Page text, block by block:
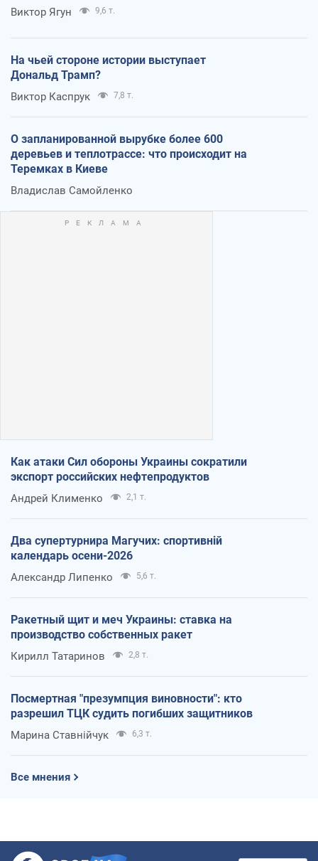
Виктор Ягун 9,6 т.
На чьей стороне истории выступает
Дональд Трамп?
Виктор Каспрук 7,8 т.
О запланированной вырубке более 600
деревьев и теплотрассе: что происходит на
Теремках в Киеве
Владислав Самойленко
Как атаки Сил обороны Украины сократили
экспорт российских нефтепродуктов
Андрей Клименко 2,1 т.
Два супертурнира Магучих: спортивній
календарь осени-2026
Александр Липенко 5,6 т.
Ракетный щит и меч Украины: ставка на
производство собственных ракет
Кирилл Татаринов 2,8 т.
Посмертная "презумпция виновности": кто
разрешил ТЦК судить погибших защитников
Марина Ставнійчук 6,3 т.
Все мнения